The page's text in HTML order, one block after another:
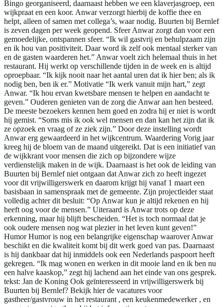
Bingo georganiseerd, daarnaast hebben we een klaverjasgroep, een
wijkpraat en een koor. Anwar verzorgt hierbij de koffie thee en
helpt, alleen of samen met collega’s, waar nodig. Buurten bij Bernlef
is zeven dagen per week geopend. Sfeer Anwar zorgt dan voor een
gemoedelijke, ontspannen sfeer. “Ik wil gastvrij en behulpzaam zijn
en ik hou van positiviteit. Daar word ik zelf ook mentaal sterker van
en de gasten waarderen het.” Anwar voelt zich helemaal thuis in het
restaurant. Hij werkt op verschillende tijden in de week en is altijd
oproepbaar. “Ik kijk nooit naar het aantal uren dat ik hier ben; als ik
nodig ben, ben ik er.” Motivatie “Ik werk vanuit mijn hart,” zegt
Anwar. “Ik hou ervan kwetsbare mensen te helpen en aandacht te
geven.” Ouderen genieten van de zorg die Anwar aan hen besteed.
De meeste bezoekers kennen hem goed en zodra hij er niet is wordt
hij gemist. “Soms mis ik ook wel mensen en dan kan het zijn dat ik
ze opzoek en vraag of ze ziek zijn.” Door deze instelling wordt
Anwar erg gewaardeerd in het wijkcentrum. Waardering Vorig jaar
kreeg hij de bloem van de maand uitgereikt. Dat is een initiatief van
de wijkkrant voor mensen die zich op bijzondere wijze
verdienstelijk maken in de wijk. Daarnaast is het ook de leiding van
Buurten bij Bernlef niet ontgaan dat Anwar zich zo heeft ingezet
voor dit vrijwilligerswerk en daarom krijgt hij vanaf 1 maart een
basisbaan in samenspraak met de gemeente. Zijn projectleider staat
volledig achter dit besluit: “Op Anwar kun je altijd rekenen en hij
heeft oog voor de mensen.” Uiteraard is Anwar trots op deze
erkenning, maar hij blijft bescheiden. “Het is toch normaal dat je
ook oudere mensen nog wat plezier in het leven kunt geven!”
Humor Humor is nog een belangrijke eigenschap waarover Anwar
beschikt en die kwaliteit komt bij dit werk goed van pas. Daarnaast
is hij dankbaar dat hij inmiddels ook een Nederlands paspoort heeft
gekregen. “Ik mag wonen en werken in dit mooie land en ik ben nu
een halve kaaskop,” zegt hij lachend aan het einde van ons gesprek.
tekst: Jan de Koning Ook geïnteresseerd in vrijwilligerswerk bij
Buurten bij Bernlef? Bekijk hier de vacatures voor
gastheer/gastvrouw in het restaurant , een keukenmedewerker , en